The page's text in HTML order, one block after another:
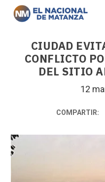
CIUDAD
CONFLICTO
DEL SITIO
12
COMPARTIR: